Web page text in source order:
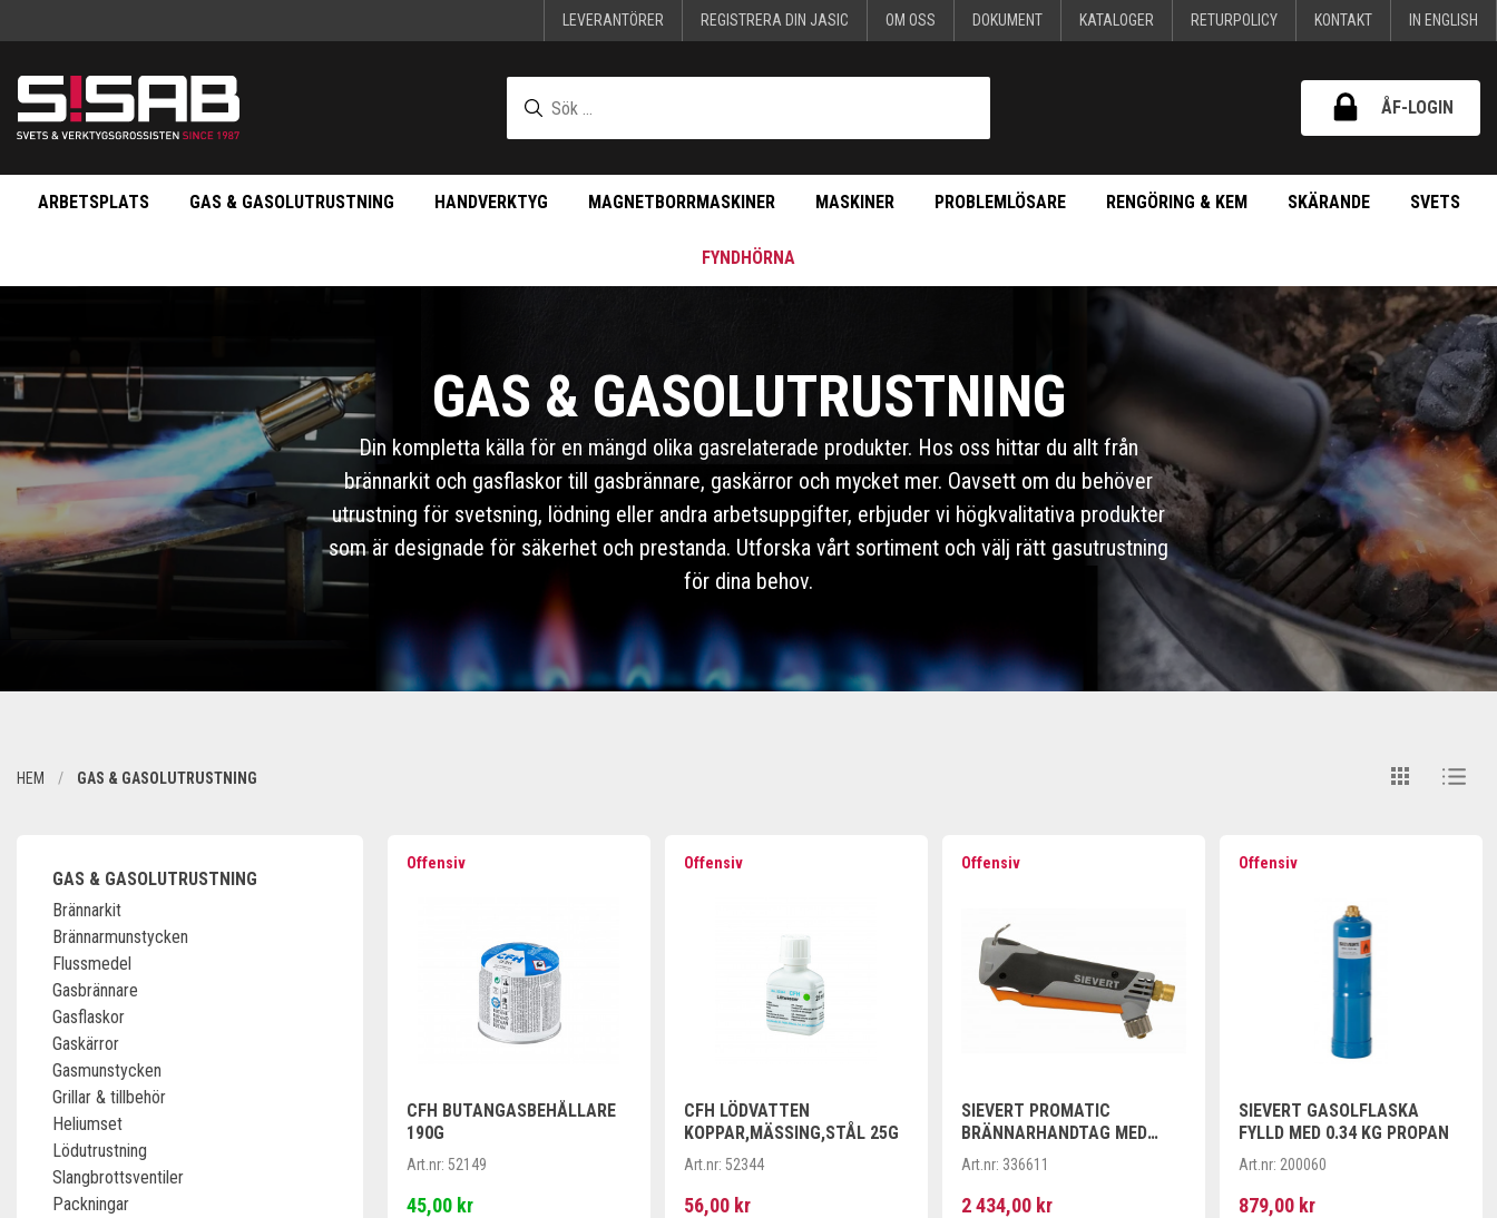
LEVERANTÖRER REGISTRERA DIN JASIC OM OSS DOKUMENT KATALOGER RETURPOLICY KONTAKT IN ENGLISH
ÅF-LOGIN
ARBETSPLATS GAS & GASOLUTRUSTNING HANDVERKTYG MAGNETBORRMASKINER MASKINER PROBLEMLÖSARE RENGÖRING & KEM SKÄRANDE SVETS
FYNDHÖRNA
GAS & GASOLUTRUSTNING
Din kompletta källa för en mängd olika gasrelaterade produkter. Hos oss hittar du allt från
brännarkit och gasflaskor till gasbrännare, gaskärror och mycket mer. Oavsett om du behöver
utrustning för svetsning, lödning eller andra arbetsuppgifter, erbjuder vi högkvalitativa produkter
som är designade för säkerhet och prestanda. Utforska vårt sortiment och välj rätt gasutrustning
för dina behov.
HEM GAS & GASOLUTRUSTNING
GAS & GASOLUTRUSTNING
Brännarkit
Brännarmunstycken
Flussmedel
Gasbrännare
Gasflaskor
Gaskärror
Gasmunstycken
Grillar & tillbehör
Heliumset
Lödutrustning
Slangbrottsventiler
Packningar
Offensiv
CFH BUTANGASBEHÅLLARE
190G
Art.nr: 52149
45,00 kr
Offensiv
CFH LÖDVATTEN
KOPPAR,MÄSSING,STÅL 25G
Art.nr: 52344
56,00 kr
Offensiv
SIEVERT PROMATIC
BRÄNNARHANDTAG MED
PIEZOTÄNDNING OCH
ROTERANDE
SLANGANSLUTNING
Art.nr: 336611
2 434,00 kr
Offensiv
SIEVERT GASOLFLASKA
FYLLD MED 0.34 KG PROPAN
Art.nr: 200060
879,00 kr